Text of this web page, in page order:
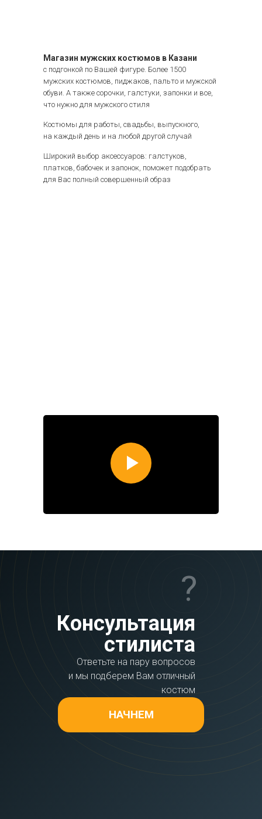
с подгонкой по Вашей фигуре. Более 1500
мужских костюмов, пиджаков, пальто и мужской
обуви. А также сорочки, галстуки, запонки и все,
что нужно для мужского стиля
Костюмы для работы, свадьбы, выпускного,
на каждый день и на любой другой случай
Широкий выбор аксессуаров: галстуков,
платков, бабочек и запонок, поможет подобрать
для Вас полный совершенный образ
Магазин мужских костюмов в Казани
?
Консультация
стилиста
Ответьте на пару вопросов
и мы подберем Вам отличный
костюм
НАЧНЕМ